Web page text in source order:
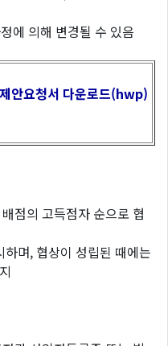
에 의해 변경될 수 있음
제안요청서 다운로드(hwp)
점의 고득점자 순으로 협
며, 협상이 성립된 때에는